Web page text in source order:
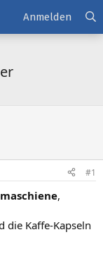
Anmelden
#1
,
die Kaffe-Kapseln